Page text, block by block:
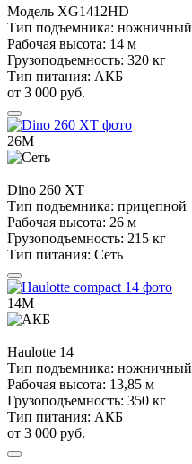
Модель XG1412HD
Тип подъемника: ножничный
Рабочая высота: 14 м
Грузоподъемность: 320 кг
Тип питания: АКБ
от 3 000 руб.
26М
Dino 260 XT
Тип подъемника: прицепной
Рабочая высота: 26 м
Грузоподъемность: 215 кг
Тип питания: Сеть
14М
Haulotte 14
Тип подъемника: ножничный
Рабочая высота: 13,85 м
Грузоподъемность: 350 кг
Тип питания: АКБ
от 3 000 руб.